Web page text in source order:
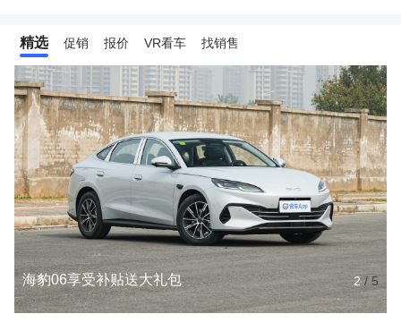
精选 促销 报价 VR看车 找销售
海豹06享受补贴送大礼包 2/5